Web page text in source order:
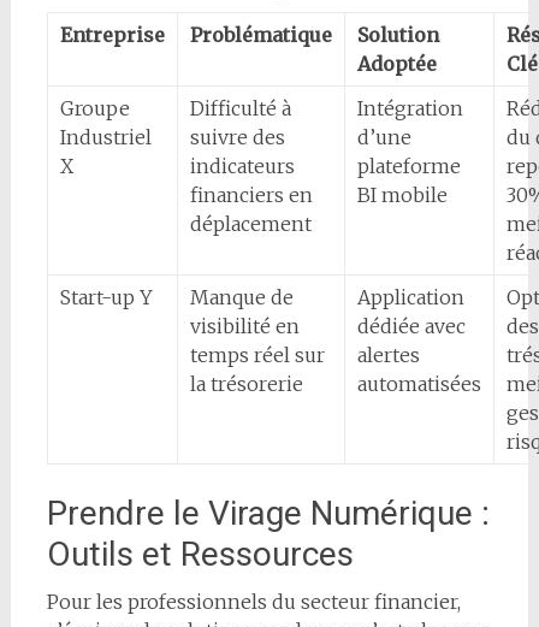
Entreprise Problématique
Solution
Adoptée
Groupe
Industriel
X
Difficulté à
suivre des
indicateurs
financiers en
déplacement
Intégration
d’une
plateforme
BI mobile
du
Start-up Y
Manque de
visibilité en
temps réel sur
la trésorerie
Application
dédiée avec
alertes
automatisées
Prendre le Virage Numérique :
Outils et Ressources
Pour les professionnels du secteur financier,